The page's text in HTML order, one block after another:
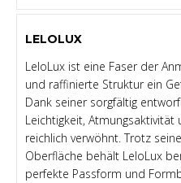
LELOLUX
LeloLux ist eine Faser der
und raffinierte Struktur ein
Dank seiner sorgfältig
Leichtigkeit, Atmungsaktivität
reichlich verwöhnt. Trotz
Oberfläche behält LeloLux
perfekte Passform und